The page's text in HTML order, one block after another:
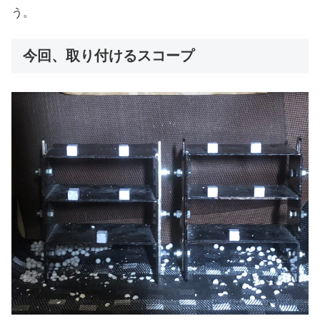
う。
今回、取り付けるスコープ